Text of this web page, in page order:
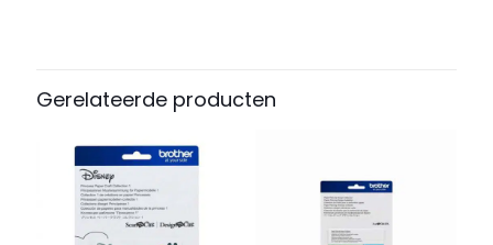
Wees de eerste om “Disney
Collectie 3 – Mickey & vrienden” te
beoordelen
Je e-mailadres wordt niet gepubliceerd.Vereiste velden
zijn gemarkeerd met*
Gerelateerde producten